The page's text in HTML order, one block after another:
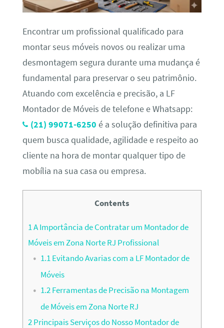
Encontrar um profissional qualificado para
montar seus móveis novos ou realizar uma
desmontagem segura durante uma mudança é
fundamental para preservar o seu patrimônio.
Atuando com excelência e precisão, a LF
Montador de Móveis de telefone e Whatsapp:
(21) 99071-6250 é a solução definitiva para
quem busca qualidade, agilidade e respeito ao
cliente na hora de montar qualquer tipo de
mobília na sua casa ou empresa.
Contents
1A Importância de Contratar um Montador de
Móveis em Zona Norte RJ Profissional
1.1Evitando Avarias com a LF Montador de
Móveis
1.2Ferramentas de Precisão na Montagem
de Móveis em Zona Norte RJ
2Principais Serviços do Nosso Montador de